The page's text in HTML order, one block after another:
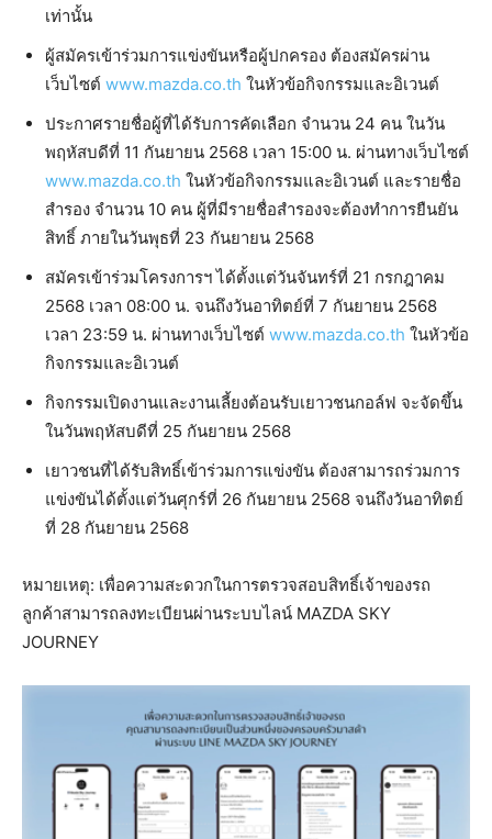
เท่านั้น
ผู้สมัครเข้าร่วมการแข่งขันหรือผู้ปกครอง ต้องสมัครผ่าน
เว็บไซต์ www.mazda.co.th ในหัวข้อกิจกรรมและอิเวนต์
ประกาศรายชื่อผู้ที่ได้รับการคัดเลือก จำนวน 24 คน ในวัน
พฤหัสบดีที่ 11 กันยายน 2568 เวลา 15:00 น. ผ่านทางเว็บไซต์
www.mazda.co.th ในหัวข้อกิจกรรมและอิเวนต์ และรายชื่อ
สำรอง จำนวน 10 คน ผู้ที่มีรายชื่อสำรองจะต้องทำการยืนยัน
สิทธิ์ ภายในวันพุธที่ 23 กันยายน 2568
สมัครเข้าร่วมโครงการฯ ได้ตั้งแต่วันจันทร์ที่ 21 กรกฎาคม
2568 เวลา 08:00 น. จนถึงวันอาทิตย์ที่ 7 กันยายน 2568
เวลา 23:59 น. ผ่านทางเว็บไซต์ www.mazda.co.th ในหัวข้อ
กิจกรรมและอิเวนต์
กิจกรรมเปิดงานและงานเลี้ยงต้อนรับเยาวชนกอล์ฟ จะจัดขึ้น
ในวันพฤหัสบดีที่ 25 กันยายน 2568
เยาวชนที่ได้รับสิทธิ์เข้าร่วมการแข่งขัน ต้องสามารถร่วมการ
แข่งขันได้ตั้งแต่วันศุกร์ที่ 26 กันยายน 2568 จนถึงวันอาทิตย์
ที่ 28 กันยายน 2568
หมายเหตุ: เพื่อความสะดวกในการตรวจสอบสิทธิ์เจ้าของรถ
ลูกค้าสามารถลงทะเบียนผ่านระบบไลน์ MAZDA SKY
JOURNEY